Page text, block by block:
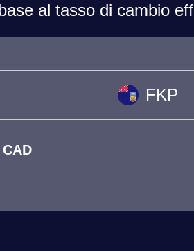
al tasso di cambio
FKP
CAD